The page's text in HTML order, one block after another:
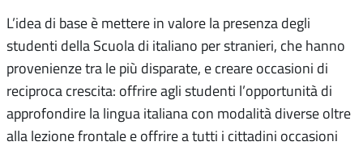
L’idea di base è mettere in valore la presenza degli
studenti della Scuola di italiano per stranieri, che hanno
provenienze tra le più disparate, e creare occasioni di
reciproca crescita: offrire agli studenti l’opportunità di
approfondire la lingua italiana con modalità diverse oltre
alla lezione frontale e offrire a tutti i cittadini occasioni